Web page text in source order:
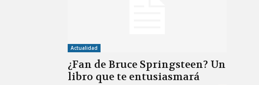
Actualidad
¿Fan de Bruce Springsteen? Un
libro que te entusiasmará